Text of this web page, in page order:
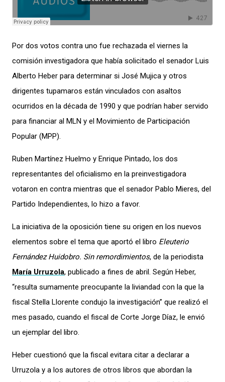
Por dos votos contra uno fue rechazada el viernes la
comisión investigadora que había solicitado el senador Luis
Alberto Heber para determinar si José Mujica y otros
dirigentes tupamaros están vinculados con asaltos
ocurridos en la década de 1990 y que podrían haber servido
para financiar al MLN y el Movimiento de Participación
Popular (MPP).
Ruben Martínez Huelmo y Enrique Pintado, los dos
representantes del oficialismo en la preinvestigadora
votaron en contra mientras que el senador Pablo Mieres, del
Partido Independientes, lo hizo a favor.
La iniciativa de la oposición tiene su origen en los nuevos
elementos sobre el tema que aportó el libro Eleuterio
Fernández Huidobro. Sin remordimientos, de la periodista
María Urruzola, publicado a fines de abril. Según Heber,
“resulta sumamente preocupante la liviandad con la que la
fiscal Stella Llorente condujo la investigación” que realizó el
mes pasado, cuando el fiscal de Corte Jorge Díaz, le envió
un ejemplar del libro.
Heber cuestionó que la fiscal evitara citar a declarar a
Urruzola y a los autores de otros libros que abordan la